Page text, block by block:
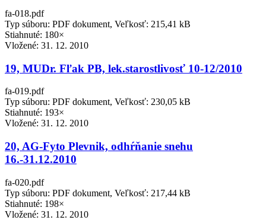
fa-018.pdf
Typ súboru: PDF dokument, Veľkosť: 215,41 kB
Stiahnuté: 180×
Vložené: 31. 12. 2010
19, MUDr. Fľak PB, lek.starostlivosť 10-12/2010
fa-019.pdf
Typ súboru: PDF dokument, Veľkosť: 230,05 kB
Stiahnuté: 193×
Vložené: 31. 12. 2010
20, AG-Fyto Plevnik, odhŕňanie snehu
16.-31.12.2010
fa-020.pdf
Typ súboru: PDF dokument, Veľkosť: 217,44 kB
Stiahnuté: 198×
Vložené: 31. 12. 2010